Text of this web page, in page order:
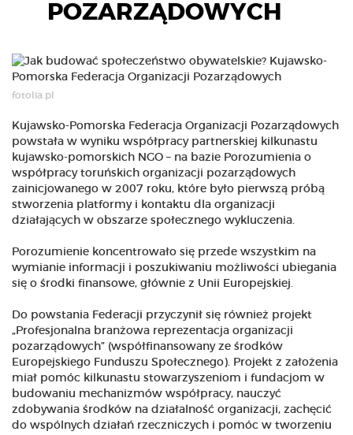
POZARZĄDOWYCH
fotolia.pl
Kujawsko-Pomorska Federacja Organizacji Pozarządowych
powstała w wyniku współpracy partnerskiej kilkunastu
kujawsko-pomorskich NGO – na bazie Porozumienia o
współpracy toruńskich organizacji pozarządowych
zainicjowanego w 2007 roku, które było pierwszą próbą
stworzenia platformy i kontaktu dla organizacji
działających w obszarze społecznego wykluczenia.
Porozumienie koncentrowało się przede wszystkim na
wymianie informacji i poszukiwaniu możliwości ubiegania
się o środki finansowe, głównie z Unii Europejskiej.
Do powstania Federacji przyczynił się również projekt
„Profesjonalna branżowa reprezentacja organizacji
pozarządowych” (współfinansowany ze środków
Europejskiego Funduszu Społecznego). Projekt z założenia
miał pomóc kilkunastu stowarzyszeniom i fundacjom w
budowaniu mechanizmów współpracy, nauczyć
zdobywania środków na działalność organizacji, zachęcić
do wspólnych działań rzeczniczych i pomóc w tworzeniu